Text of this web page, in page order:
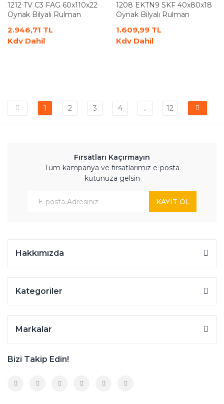
1212 TV C3 FAG 60x110x22
Oynak Bilyalı Rulman
2.946,71 TL
Kdv Dahil
1208 EKTN9 SKF 40x80x18
Oynak Bilyalı Rulman
1.609,99 TL
Kdv Dahil
1 2 3 4 .. 12
Fırsatları Kaçırmayın
Tüm kampanya ve fırsatlarımız e-posta
kutunuza gelsin
KAYIT OL
Hakkımızda
Kategoriler
Markalar
Bizi Takip Edin!